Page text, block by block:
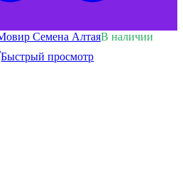
В наличии
Быстрый просмотр